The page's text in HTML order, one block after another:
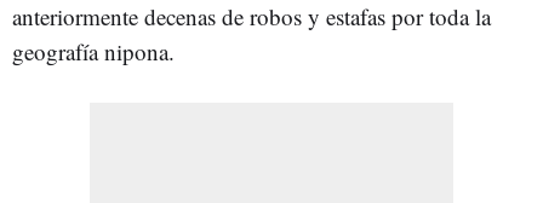
anteriormente decenas de robos y estafas por toda la
geografía nipona.